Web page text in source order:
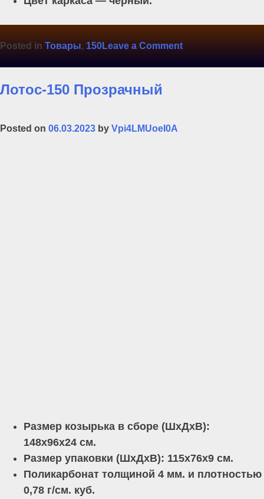
Posted in Товары, 150Leave a Commenton
Лотос-150 Прозрачный
Posted on 06.03.2023 by Vpi4LMUoeI0A
Размер козырька в сборе (ШхДхВ):
148х96х24 см.
Размер упаковки (ШхДхВ): 115х76х9 см.
Поликарбонат толщиной 4 мм. и плотностью
0,78 г/см. куб.